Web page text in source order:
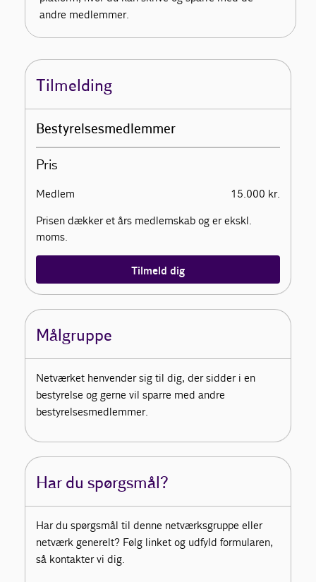
andre medlemmer.
Tilmelding
Bestyrelsesmedlemmer
Pris
Medlem
15.000 kr.
Prisen dækker et års medlemskab og er ekskl.
moms.
Tilmeld dig
Målgruppe
Netværket henvender sig til dig, der sidder i en
bestyrelse og gerne vil sparre med andre
bestyrelsesmedlemmer.
Har du spørgsmål?
Har du spørgsmål til denne netværksgruppe eller
netværk generelt? Følg linket og udfyld formularen,
så kontakter vi dig.